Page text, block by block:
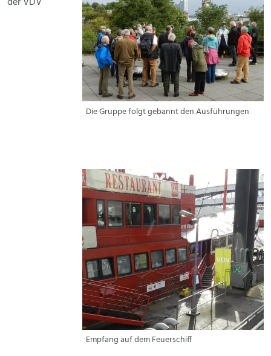
Die Gruppe folgt gebannt den Ausführungen
Empfang auf dem Feuerschiff